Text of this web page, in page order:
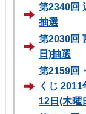
第2340回
抽選
第2030回
日)抽選
第2159回
くじ
12日(木曜